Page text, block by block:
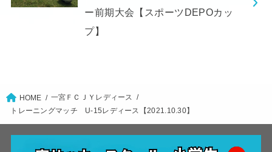
ー前期大会【スポーツDEPOカッ
プ】
HOME
一宮ＦＣＪＹレディース
トレーニングマッチ U-15レディース【2021.10.30】